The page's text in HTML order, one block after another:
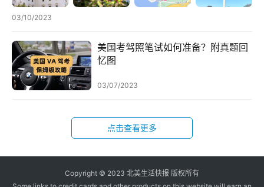
03/10/2023
美国考驾照笔试如何准备？附真题回
忆图
03/07/2023
点击查看更多
Copyright © 2023 北美生活快报 版权所有